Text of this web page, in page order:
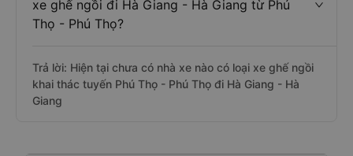
xe ghế ngồi đi Hà Giang - Hà Giang từ Phú
Thọ - Phú Thọ?
Trả lời: Hiện tại chưa có nhà xe nào có loại xe ghế ngồi
khai thác tuyến Phú Thọ - Phú Thọ đi Hà Giang - Hà
Giang